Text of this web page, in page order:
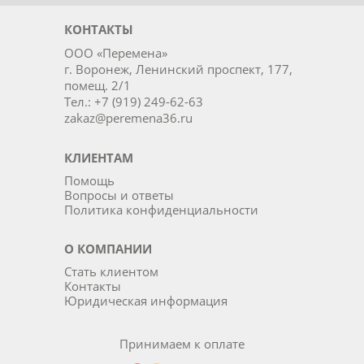
КОНТАКТЫ
ООО «Перемена»
г. Воронеж, Ленинский проспект, 177,
помещ. 2/1
Тел.: +7 (919) 249-62-63
zakaz@peremena36.ru
КЛИЕНТАМ
Помощь
Вопросы и ответы
Политика конфиденциальности
О КОМПАНИИ
Стать клиентом
Контакты
Юридическая информация
Принимаем к оплате